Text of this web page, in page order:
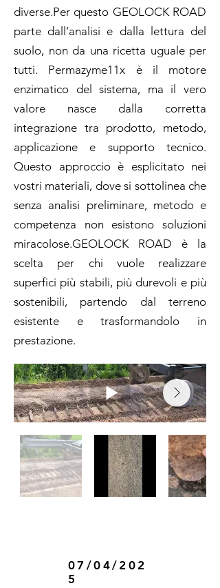
diverse.Per questo GEOLOCK ROAD
parte dall’analisi e dalla lettura del
suolo, non da una ricetta uguale per
tutti. Permazyme11x è il motore
enzimatico del sistema, ma il vero
valore nasce dalla corretta
integrazione tra prodotto, metodo,
applicazione e supporto tecnico.
Questo approccio è esplicitato nei
vostri materiali, dove si sottolinea che
senza analisi preliminare, metodo e
competenza non esistono soluzioni
miracolose.GEOLOCK ROAD è la
scelta per chi vuole realizzare
superfici più stabili, più durevoli e più
sostenibili, partendo dal terreno
esistente e trasformandolo in
prestazione.
07/04/202
5